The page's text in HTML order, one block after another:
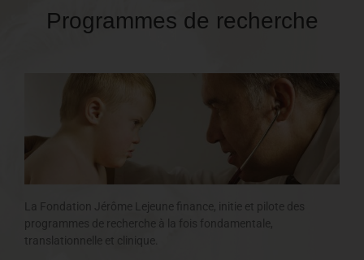
Programmes de recherche
La Fondation Jérôme Lejeune finance, initie et pilote des
programmes de recherche à la fois fondamentale,
translationnelle et clinique.